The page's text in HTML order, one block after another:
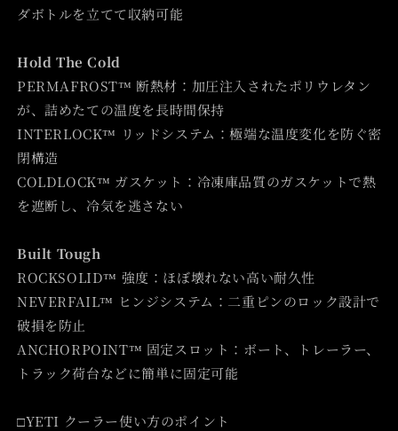
ダボトルを立てて収納可能
Hold The Cold
PERMAFROST™ 断熱材：加圧注入されたポリウレタン
が、詰めたての温度を長時間保持
INTERLOCK™ リッドシステム：極端な温度変化を防ぐ密
閉構造
COLDLOCK™ ガスケット：冷凍庫品質のガスケットで熱
を遮断し、冷気を逃さない
Built Tough
ROCKSOLID™ 強度：ほぼ壊れない高い耐久性
NEVERFAIL™ ヒンジシステム：二重ピンのロック設計で
破損を防止
ANCHORPOINT™ 固定スロット：ボート、トレーラー、
トラック荷台などに簡単に固定可能
□YETI クーラー使い方のポイント